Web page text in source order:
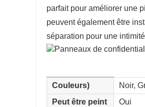
parfait pour améliorer une
peuvent également être
séparation pour une
Couleurs)
Noir,
Peut être peint
Oui